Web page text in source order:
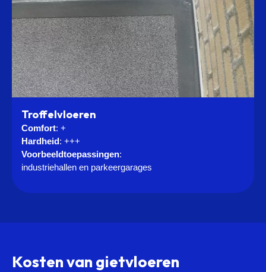
Troffelvloeren
Comfort: +
Hardheid: +++
Voorbeeldtoepassingen:
industriehallen en parkeergarages
Kosten van gietvloeren